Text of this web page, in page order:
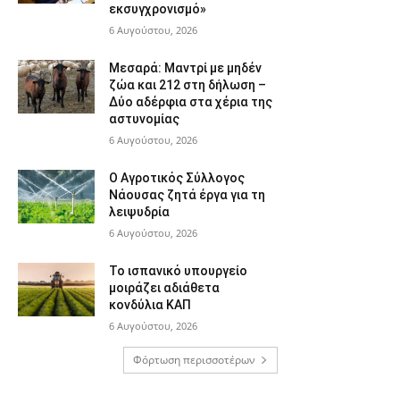
εκσυγχρονισμό»
6 Αυγούστου, 2026
Μεσαρά: Μαντρί με μηδέν
ζώα και 212 στη δήλωση –
Δύο αδέρφια στα χέρια της
αστυνομίας
6 Αυγούστου, 2026
Ο Αγροτικός Σύλλογος
Νάουσας ζητά έργα για τη
λειψυδρία
6 Αυγούστου, 2026
Το ισπανικό υπουργείο
μοιράζει αδιάθετα
κονδύλια ΚΑΠ
6 Αυγούστου, 2026
Φόρτωση περισσοτέρων